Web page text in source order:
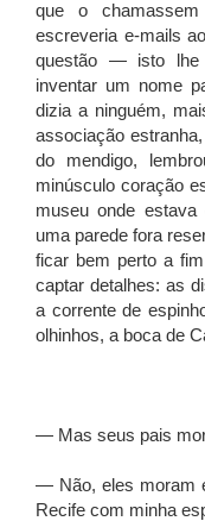
que o
escreveria e-mails
questão — isto lhe
inventar um nome
dizia a ninguém,
associação
do mendigo,
minúsculo coração
museu onde estava
uma parede fora
ficar bem perto a
captar detalhes: as
a corrente de
olhinhos, a boca de
— Mas seus pais
— Não, eles moram
Recife com minha